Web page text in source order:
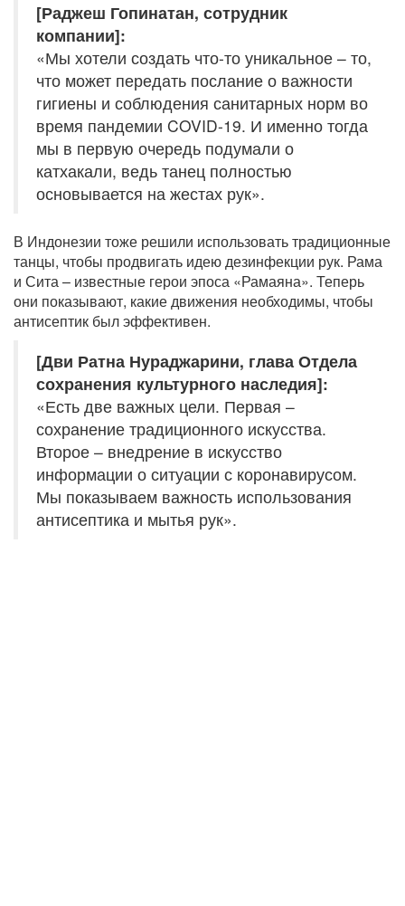
[Раджеш Гопинатан, сотрудник
компании]:
«Мы хотели создать что-то уникальное – то,
что может передать послание о важности
гигиены и соблюдения санитарных норм во
время пандемии COVID-19. И именно тогда
мы в первую очередь подумали о
катхакали, ведь танец полностью
основывается на жестах рук».
В Индонезии тоже решили использовать традиционные
танцы, чтобы продвигать идею дезинфекции рук. Рама
и Сита – известные герои эпоса «Рамаяна». Теперь
они показывают, какие движения необходимы, чтобы
антисептик был эффективен.
[Дви Ратна Нураджарини, глава Отдела
сохранения культурного наследия]:
«Есть две важных цели. Первая –
сохранение традиционного искусства.
Второе – внедрение в искусство
информации о ситуации с коронавирусом.
Мы показываем важность использования
антисептика и мытья рук».